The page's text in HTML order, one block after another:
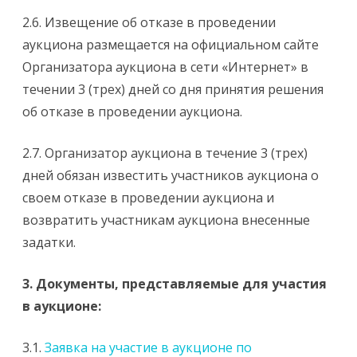
2.6. Извещение об отказе в проведении
аукциона размещается на официальном сайте
Организатора аукциона в сети «Интернет» в
течении 3 (трех) дней со дня принятия решения
об отказе в проведении аукциона.
2.7. Организатор аукциона в течение 3 (трех)
дней обязан известить участников аукциона о
своем отказе в проведении аукциона и
возвратить участникам аукциона внесенные
задатки.
3. Документы, представляемые для участия
в аукционе:
3.1. Заявка на участие в аукционе по